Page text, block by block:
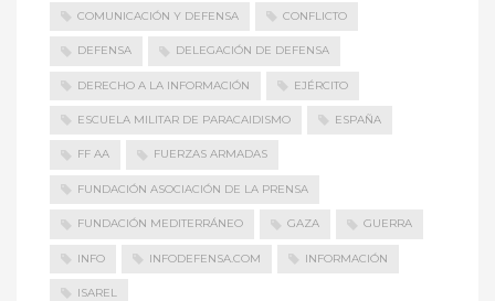
COMUNICACIÓN Y DEFENSA CONFLICTO
DEFENSA DELEGACIÓN DE DEFENSA
DERECHO A LA INFORMACIÓN EJÉRCITO
ESCUELA MILITAR DE PARACAIDISMO ESPAÑA
FF AA FUERZAS ARMADAS
FUNDACIÓN ASOCIACIÓN DE LA PRENSA
FUNDACIÓN MEDITERRÁNEO GAZA GUERRA
INFO INFODEFENSA.COM INFORMACIÓN
ISAREL